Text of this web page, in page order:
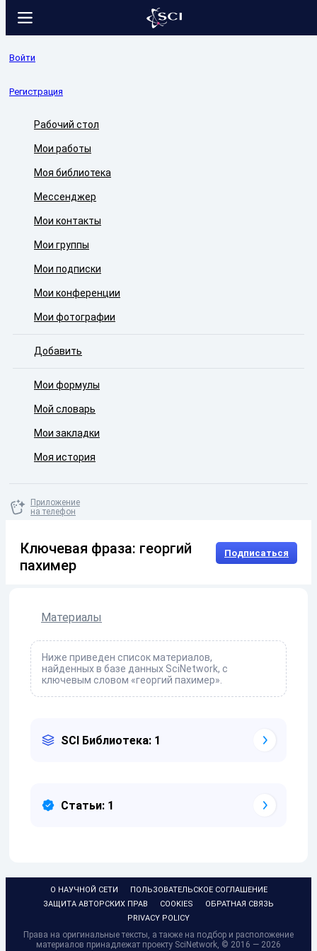
Войти
Регистрация
Рабочий стол
Мои работы
Моя библиотека
Мессенджер
Мои контакты
Мои группы
Мои подписки
Мои конференции
Мои фотографии
Добавить
Мои формулы
Мой словарь
Мои закладки
Моя история
Приложение
на телефон
Ключевая фраза: георгий
пахимер
Подписаться
Материалы
Ниже приведен список материалов,
найденных в базе данных SciNetwork, с
ключевым словом «георгий пахимер».
SCI Библиотека: 1
Статьи: 1
О НАУЧНОЙ СЕТИ
ПОЛЬЗОВАТЕЛЬСКОЕ СОГЛАШЕНИЕ
ЗАЩИТА АВТОРСКИХ ПРАВ
COOKIES
ОБРАТНАЯ СВЯЗЬ
PRIVACY POLICY
Права на оригинальные тексты, а также на подбор и расположение
материалов принадлежат проекту SciNetwork, © 2016 — 2026